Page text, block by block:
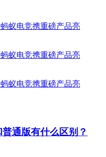
通版有什么区别？